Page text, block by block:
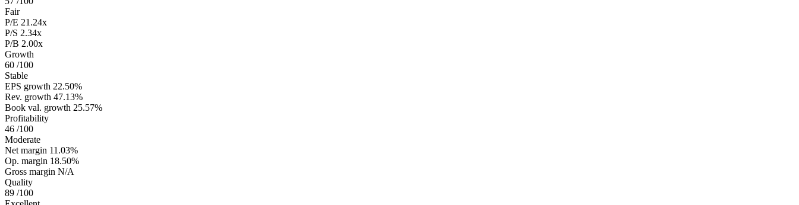
Fair
P/E 21.24x
P/S 2.34x
P/B 2.00x
Growth
60 /100
Stable
EPS growth 22.50%
Rev. growth 47.13%
Book val. growth 25.57%
Profitability
46 /100
Moderate
Net margin 11.03%
Op. margin 18.50%
Gross margin N/A
Quality
89 /100